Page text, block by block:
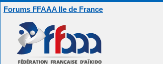
Forums FFAAA Ile de France